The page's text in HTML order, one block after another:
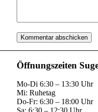
Öffnungszeiten
Mo-Di 6:30 – 13:30 Uhr
Mi: Ruhetag
Do-Fr: 6:30 – 18:00 Uhr